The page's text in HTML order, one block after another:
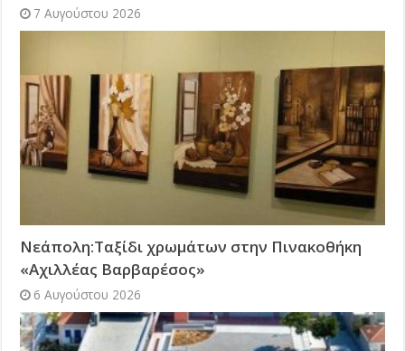
7 Αυγούστου 2026
Νεάπολη:Ταξίδι χρωμάτων στην Πινακοθήκη
«Αχιλλέας Βαρβαρέσος»
6 Αυγούστου 2026